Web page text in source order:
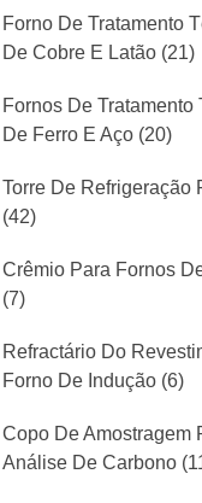
Forno De Tratamento
De Cobre E Latão (21)
Fornos De Tratamento
De Ferro E Aço (20)
Torre De Refrigeração
(42)
Crêmio Para Fornos
(7)
Refractário Do
Forno De Indução (6)
Copo De Amostragem
Análise De Carbono